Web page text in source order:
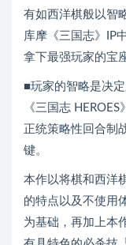
有如西洋棋般以智
库摩《三国志》IP
拿下最强玩家的宝
■玩家的智略是决定
《三国志
正统策略性回合制
键。
本作以将棋和西洋
的特点以及不使用
为基础，再加上本